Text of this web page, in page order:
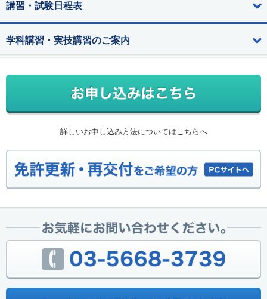
講習・試験日程表
学科講習・実技講習のご案内
詳しいお申し込み方法についてはこちらへ